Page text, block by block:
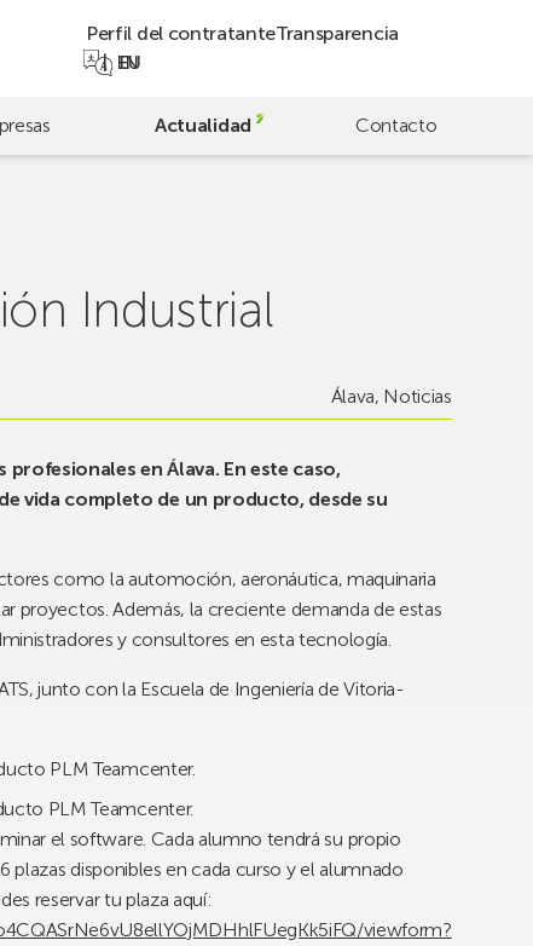
Perfil del contratanteTransparencia
EU
EN
Actualidad Contacto
Industrial
Álava, Noticias
en Álava. En este caso,
vida completo de un producto, desde su
como la automoción, aeronáutica, maquinaria
proyectos. Además, la creciente demanda de estas
y consultores en esta tecnología.
junto con la Escuela de Ingeniería de Vitoria-
PLM Teamcenter.
PLM Teamcenter.
el software. Cada alumno tendrá su propio
disponibles en cada curso y el alumnado
reservar tu plaza aquí:
viewform?